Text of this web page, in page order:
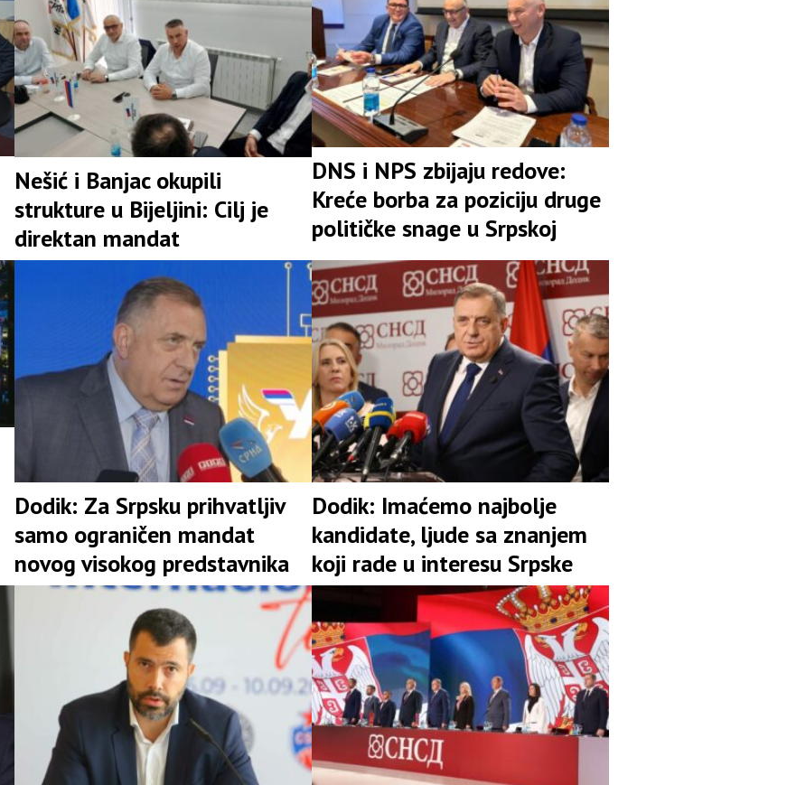
Nešić i Banjac okupili
strukture u Bijeljini: Cilj je
direktan mandat
DNS i NPS zbijaju redove:
Kreće borba za poziciju druge
političke snage u Srpskoj
Dodik: Za Srpsku prihvatljiv
samo ograničen mandat
novog visokog predstavnika
Dodik: Imaćemo najbolje
kandidate, ljude sa znanjem
koji rade u interesu Srpske